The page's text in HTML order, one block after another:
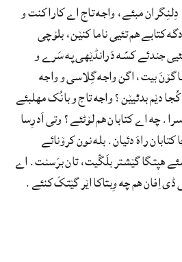
مبئے، واجه تاج اے کارا کنت و
کتابے هم تئیی ناما کنێن، بلۆچی
جندئے کسّه دَرانڈێهی په سَرے و
بیت، اگن واجه گِلاسی و واجه
دێم بدئیێن؟ واجه تاج و بانُک مهلبئے
چه اے کتابان هم لۆٹئے؟ وتی اَدرِسا
راهَ دئیان. بله نون کرۆنائے
هپتگا گێشتر بلَگّیت، تان برَسنت. اے
اِفان هم چه وِبتاکا اێر گێتکَ کنئے.